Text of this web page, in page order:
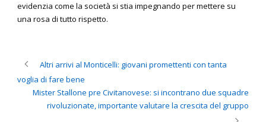
evidenzia come la società si stia impegnando per mettere su
una rosa di tutto rispetto.
Altri arrivi al Monticelli: giovani promettenti con tanta
voglia di fare bene
Mister Stallone pre Civitanovese: si incontrano due squadre
rivoluzionate, importante valutare la crescita del gruppo